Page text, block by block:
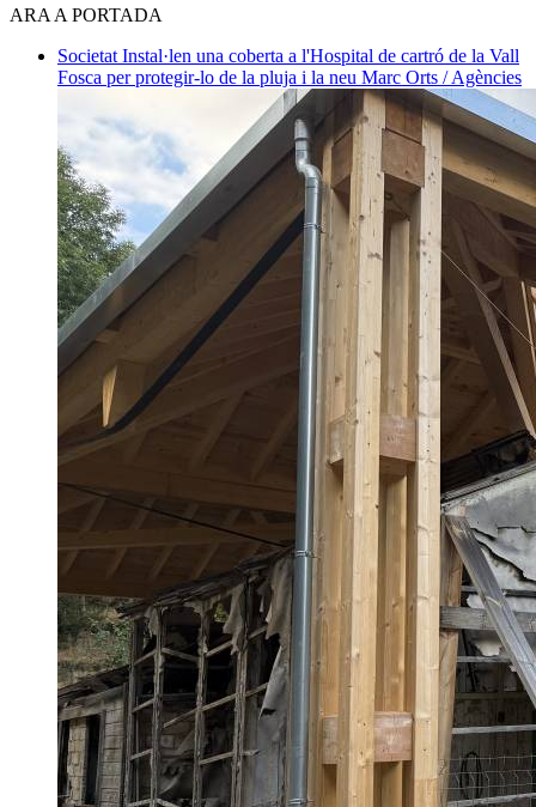
ARA A PORTADA
Societat Instal·len una coberta a l'Hospital de cartró de la Vall
Fosca per protegir-lo de la pluja i la neu Marc Orts / Agències